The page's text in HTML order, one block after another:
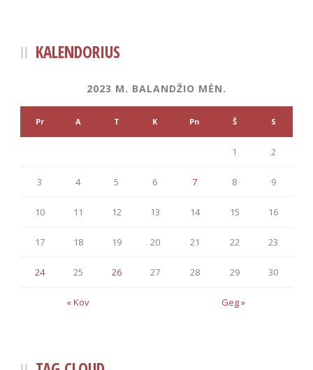
KALENDORIUS
2023 M. BALANDŽIO MĖN.
Pr A T K Pn Š S
« Kov Geg »
1 2
3 4 5 6 7 8 9
10 11 12 13 14 15 16
17 18 19 20 21 22 23
24 25 26 27 28 29 30